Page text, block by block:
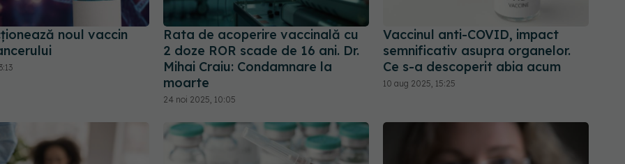
noul vaccin
Rata de acoperire vaccinală cu
2 doze ROR scade de 16 ani. Dr.
Mihai Craiu: Condamnare la
moarte
24 noi 2025, 10:05
Vaccinul anti-COVID, impact
semnificativ asupra organelor.
Ce s-a descoperit abia acum
10 aug 2025, 15:25